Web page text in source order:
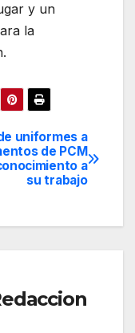
y un
la
uniformes a
de PCM
a
su trabajo